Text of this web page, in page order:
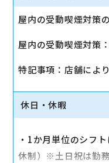
災保険）
・入社時に研修有（
なる）
・制服貸与
等）
屋内の受動喫煙対策
屋内の受動喫煙対策
特記事項：店舗によ
休日・休暇
・1か月単位のシフ
休制）※土日祝は勤